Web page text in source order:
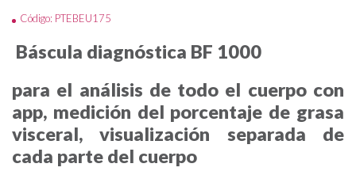
Código: PTEBEU175
Báscula diagnóstica BF 1000
para el análisis de todo el cuerpo con
app, medición del porcentaje de grasa
visceral, visualización separada de
cada parte del cuerpo